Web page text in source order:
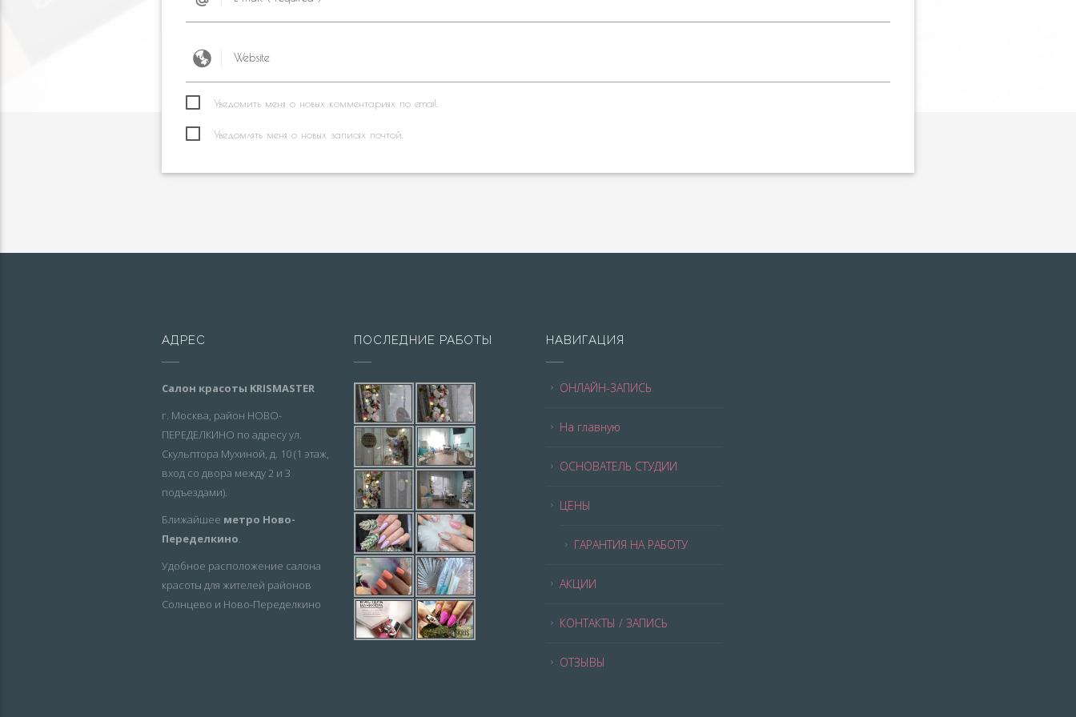
Уведомить меня о новых комментариях по email.
Уведомлять меня о новых записях почтой.
АДРЕС
Салон красоты KRISMASTER
г. Москва, район НОВО-
ПЕРЕДЕЛКИНО по адресу ул.
Скульптора Мухиной, д. 10 (1 этаж,
вход со двора между 2 и 3
подъездами).
Ближайшее метро Ново-
Переделкино.
Удобное расположение салона
красоты для жителей районов
Солнцево и Ново-Переделкино
ПОСЛЕДНИЕ РАБОТЫ НАВИГАЦИЯ
ОНЛАЙН-ЗАПИСЬ
На главную
ОСНОВАТЕЛЬ СТУДИИ
ЦЕНЫ
ГАРАНТИЯ НА РАБОТУ
АКЦИИ
КОНТАКТЫ / ЗАПИСЬ
ОТЗЫВЫ